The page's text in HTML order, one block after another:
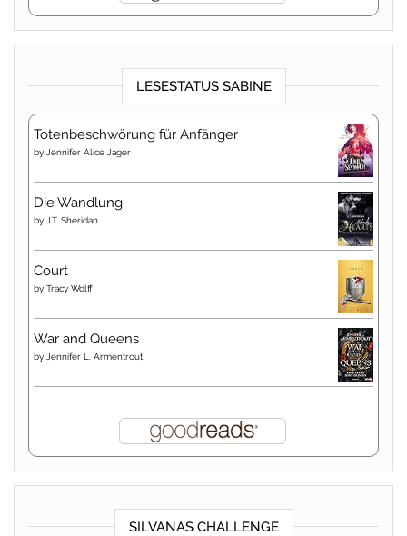
LESESTATUS SABINE
Totenbeschwörung für Anfänger
by Jennifer Alice Jager
Die Wandlung
by J.T. Sheridan
Court
by Tracy Wolff
War and Queens
by Jennifer L. Armentrout
SILVANAS CHALLENGE